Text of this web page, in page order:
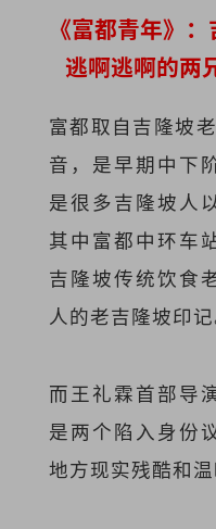
《富都青年》
逃啊逃啊的两
富都取自吉隆坡
音，是早期中下
是很多吉隆坡人
其中富都中环车
吉隆坡传统饮食
人的老吉隆坡印记
而王礼霖首部导
是两个陷入身份
地方现实残酷和温